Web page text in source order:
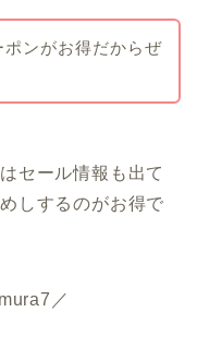
ポンがお得だからぜ
セール情報も出て
しするのがお得で
／